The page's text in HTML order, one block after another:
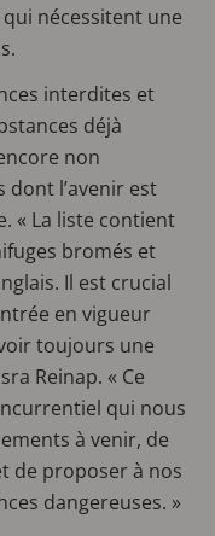
nécessitent une
interdites et
déjà
non
dont l’avenir est
« La liste contient
bromés et
Il est crucial
en vigueur
toujours une
Reinap. « Ce
qui nous
à venir, de
de proposer à nos
dangereuses. »